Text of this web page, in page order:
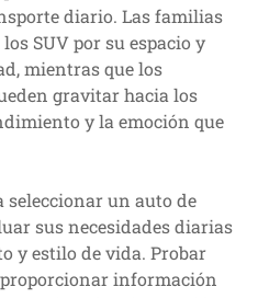
diario. Las familias
SUV por su espacio y
mientras que los
gravitar hacia los
y la emoción que
seleccionar un auto de
sus necesidades diarias
y estilo de vida. Probar
información